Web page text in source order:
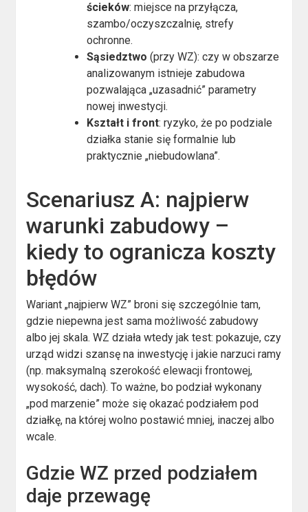
ścieków: miejsce na przyłącza,
szambo/oczyszczalnię, strefy
ochronne.
Sąsiedztwo (przy WZ): czy w obszarze
analizowanym istnieje zabudowa
pozwalająca „uzasadnić” parametry
nowej inwestycji.
Kształt i front: ryzyko, że po podziale
działka stanie się formalnie lub
praktycznie „niebudowlana”.
Scenariusz A: najpierw
warunki zabudowy –
kiedy to ogranicza koszty
błędów
Wariant „najpierw WZ” broni się szczególnie tam,
gdzie niepewna jest sama możliwość zabudowy
albo jej skala. WZ działa wtedy jak test: pokazuje, czy
urząd widzi szansę na inwestycję i jakie narzuci ramy
(np. maksymalną szerokość elewacji frontowej,
wysokość, dach). To ważne, bo podział wykonany
„pod marzenie” może się okazać podziałem pod
działkę, na której wolno postawić mniej, inaczej albo
wcale.
Gdzie WZ przed podziałem
daje przewagę